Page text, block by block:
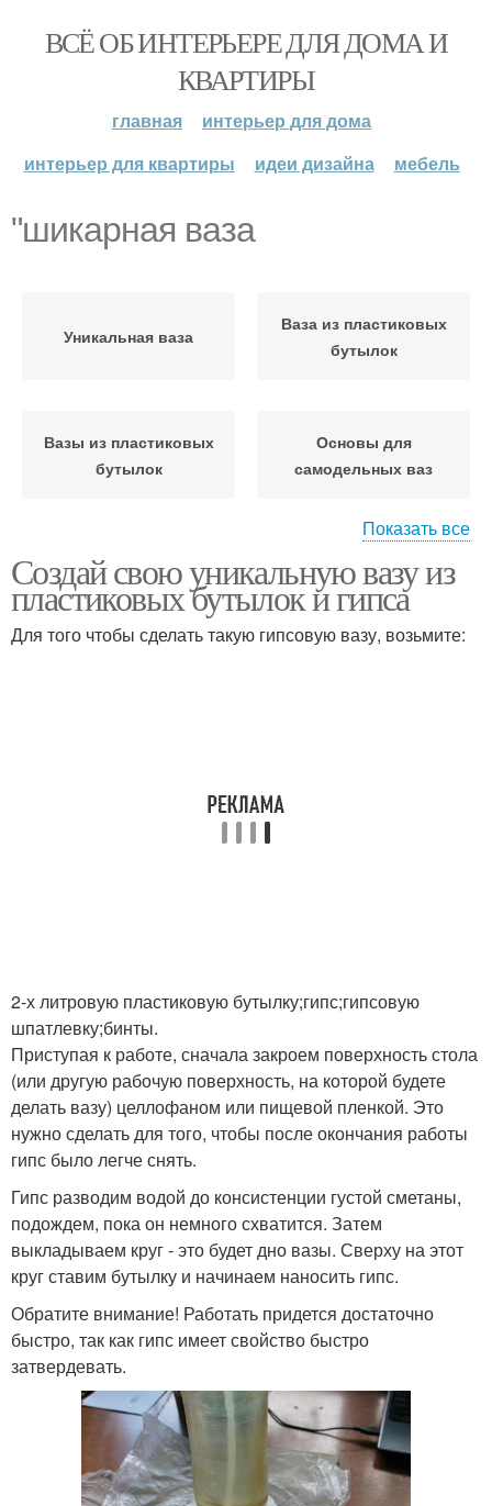
ВСЁ ОБ ИНТЕРЬЕРЕ ДЛЯ ДОМА И
КВАРТИРЫ
главная
интерьер для дома
интерьер для квартиры
идеи дизайна мебель
"шикарная ваза
Уникальная ваза
Ваза из пластиковых
бутылок
Вазы из пластиковых
бутылок
Основы для
самодельных ваз
Бутылка для вазы
Показать все
Создай свою уникальную вазу из
пластиковых бутылок и гипса
Для того чтобы сделать такую гипсовую вазу, возьмите:
2-х литровую пластиковую бутылку;гипс;гипсовую
шпатлевку;бинты.
Приступая к работе, сначала закроем поверхность стола
(или другую рабочую поверхность, на которой будете
делать вазу) целлофаном или пищевой пленкой. Это
нужно сделать для того, чтобы после окончания работы
гипс было легче снять.
Гипс разводим водой до консистенции густой сметаны,
подождем, пока он немного схватится. Затем
выкладываем круг - это будет дно вазы. Сверху на этот
круг ставим бутылку и начинаем наносить гипс.
Обратите внимание! Работать придется достаточно
быстро, так как гипс имеет свойство быстро
затвердевать.